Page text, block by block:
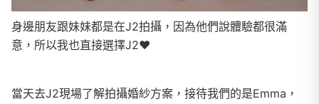
身邊朋友跟妹妹都是在J2拍攝，因為他們說體驗都很滿
意，所以我也直接選擇J2❤️
當天去J2現場了解拍攝婚紗方案，接待我們的是Emma，